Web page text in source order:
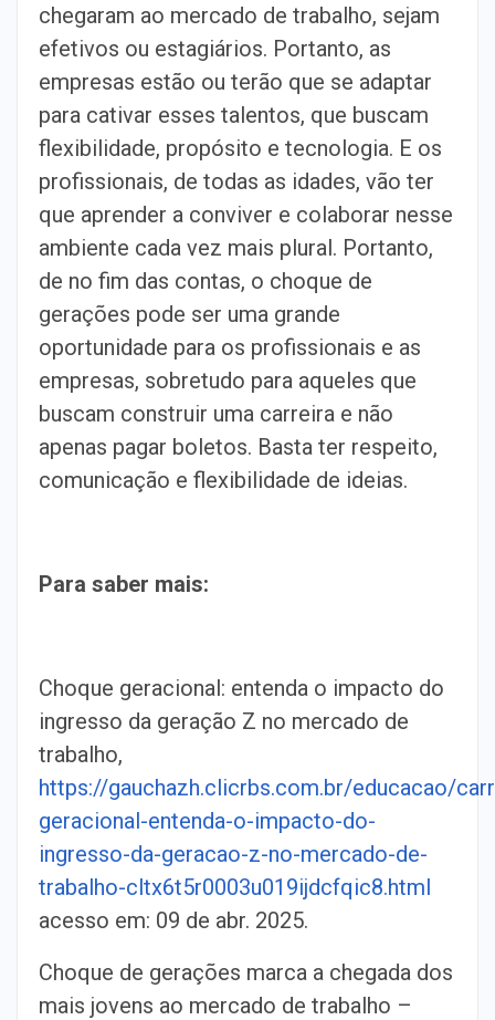
chegaram ao mercado de trabalho, sejam
efetivos ou estagiários. Portanto, as
empresas estão ou terão que se adaptar
para cativar esses talentos, que buscam
flexibilidade, propósito e tecnologia. E os
profissionais, de todas as idades, vão ter
que aprender a conviver e colaborar nesse
ambiente cada vez mais plural. Portanto,
de no fim das contas, o choque de
gerações pode ser uma grande
oportunidade para os profissionais e as
empresas, sobretudo para aqueles que
buscam construir uma carreira e não
apenas pagar boletos. Basta ter respeito,
comunicação e flexibilidade de ideias.
Para saber mais:
Choque geracional: entenda o impacto do
ingresso da geração Z no mercado de
trabalho,
https://gauchazh.clicrbs.com.br/educacao/
geracional-entenda-o-impacto-do-
ingresso-da-geracao-z-no-mercado-de-
trabalho-cltx6t5r0003u019ijdcfqic8.html
acesso em: 09 de abr. 2025.
Choque de gerações marca a chegada dos
mais jovens ao mercado de trabalho –